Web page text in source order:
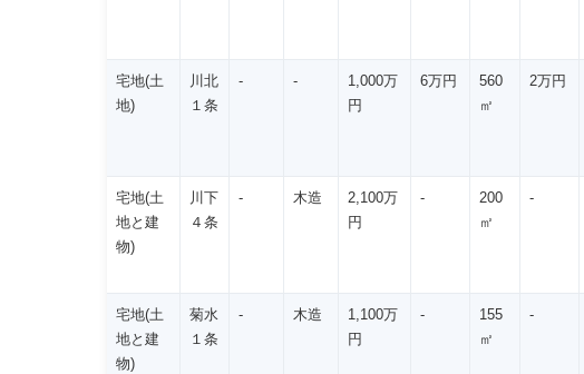
宅地(土
地)
川北
１条
- -
1,000万
円
6万円
560
㎡
2万円
宅地(土
地と建
物)
川下
４条
- 木造
2,100万
円
-
200
㎡
-
宅地(土
地と建
物)
菊水
１条
- 木造
1,100万
円
-
155
㎡
-